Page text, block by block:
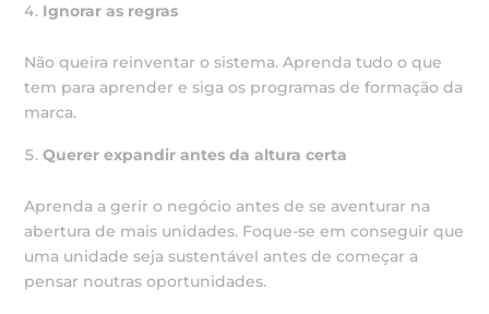
Ignorar as regras
Não queira reinventar o sistema. Aprenda tudo o que
tem para aprender e siga os programas de formação da
marca.
Querer expandir antes da altura certa
Aprenda a gerir o negócio antes de se aventurar na
abertura de mais unidades. Foque-se em conseguir que
uma unidade seja sustentável antes de começar a
pensar noutras oportunidades.